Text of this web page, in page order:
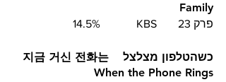
Family
פרק 23	KBS		14.5%
כשהטלפון מצלצל  지금 거신 전화는
When the Phone Rings